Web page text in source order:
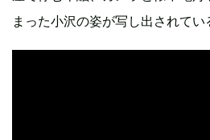
まった小沢の姿が写し出されてい